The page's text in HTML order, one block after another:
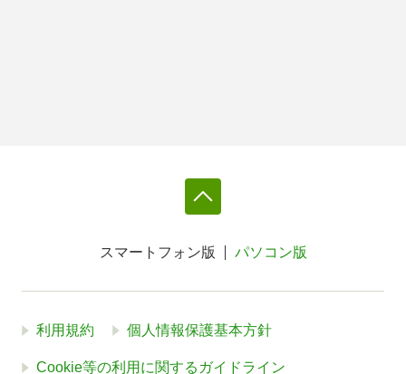
スマートフォン版 パソコン版
利用規約 個人情報保護基本方針
Cookie等の利用に関するガイドライン